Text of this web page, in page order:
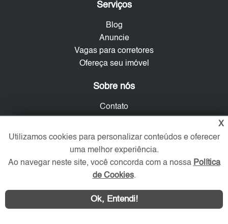
Serviços
Blog
Anuncie
Vagas para corretores
Ofereça seu imóvel
Sobre nós
Contato
Política de Privacidade
Trabalhe Conosco
Verificada por
Redes Sociais
X
Utilizamos cookies para personalizar conteúdos e oferecer
uma melhor experiência.
Ao navegar neste site, você concorda com a nossa Política
de Cookies.
Ok, Entendi!